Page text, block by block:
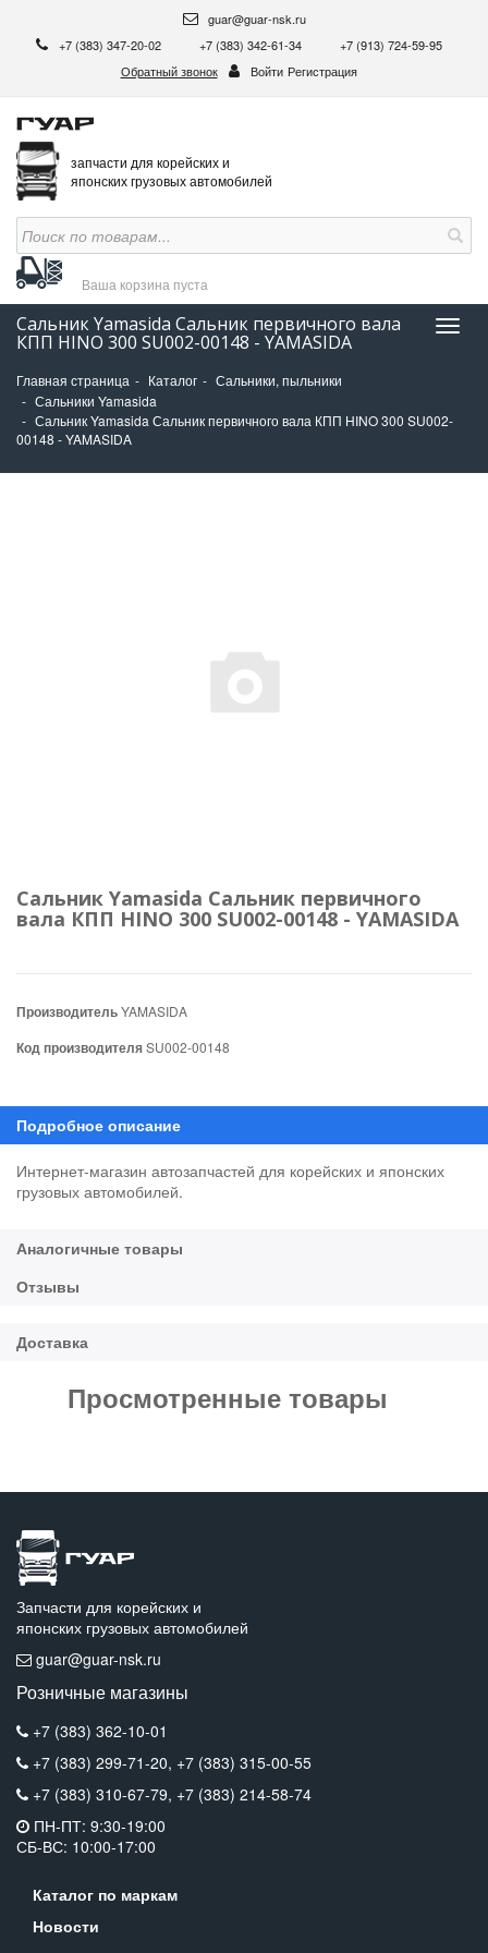
guar@guar-nsk.ru
+7 (383) 347-20-02
+7 (383) 342-61-34
+7 (913) 724-59-95
Обратный звонок
Войти Регистрация
запчасти для корейских и
японских грузовых автомобилей
Ваша корзина пуста
Сальник Yamasida Сальник первичного вала
КПП HINO 300 SU002-00148 - YAMASIDA
Главная страница Каталог
Сальники, пыльники
Сальники Yamasida
Сальник Yamasida Сальник первичного вала КПП HINO 300 SU002-
00148 - YAMASIDA
Сальник Yamasida Сальник первичного
вала КПП HINO 300 SU002-00148 - YAMASIDA
ПроизводительYAMASIDA
Код производителяSU002-00148
Интернет-магазин автозапчастей для корейских и японских
грузовых автомобилей.
Просмотренные товары
Запчасти для корейских и
японских грузовых автомобилей
guar@guar-nsk.ru
Розничные магазины
+7 (383) 362-10-01
+7 (383) 299-71-20, +7 (383) 315-00-55
+7 (383) 310-67-79, +7 (383) 214-58-74
ПН-ПТ: 9:30-19:00
СБ-ВС: 10:00-17:00
Каталог по маркам
Новости